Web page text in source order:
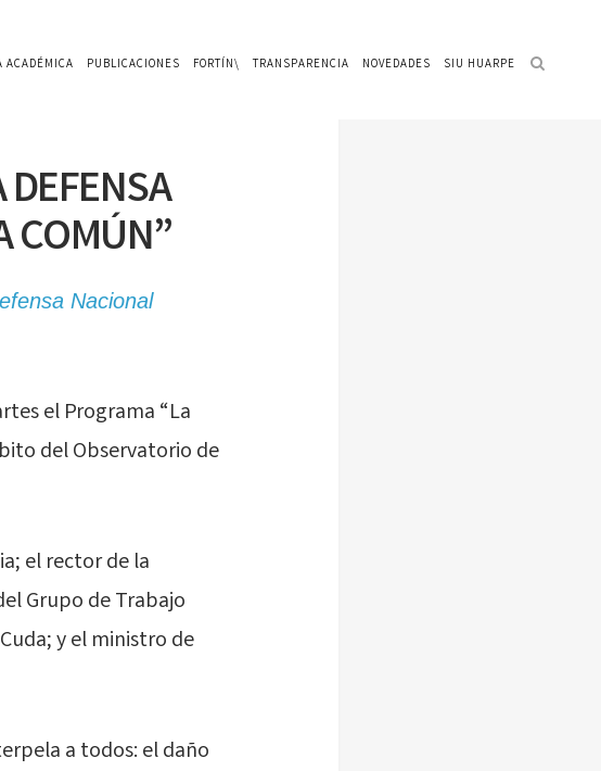
ACADÉMICA PUBLICACIONES FORTÍN\ TRANSPARENCIA NOVEDADES SIU HUARPE
COMÚN”
Nacional
el Programa “La
del Observatorio de
el rector de la
Grupo de Trabajo
y el ministro de
a todos: el daño